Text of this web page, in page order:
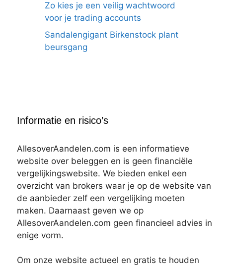
Zo kies je een veilig wachtwoord
voor je trading accounts
Sandalengigant Birkenstock plant
beursgang
Informatie en risico’s
AllesoverAandelen.com is een informatieve
website over beleggen en is geen financiële
vergelijkingswebsite. We bieden enkel een
overzicht van brokers waar je op de website van
de aanbieder zelf een vergelijking moeten
maken. Daarnaast geven we op
AllesoverAandelen.com geen financieel advies in
enige vorm.
Om onze website actueel en gratis te houden